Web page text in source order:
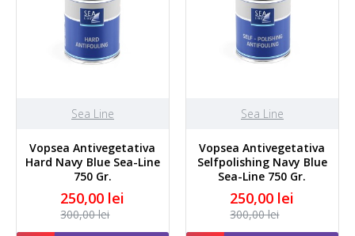
Sea Line
Vopsea Antivegetativa
Hard Navy Blue Sea-Line
750 Gr.
250,00 lei
300,00 lei
Sea Line
Vopsea Antivegetativa
Selfpolishing Navy Blue
Sea-Line 750 Gr.
250,00 lei
300,00 lei